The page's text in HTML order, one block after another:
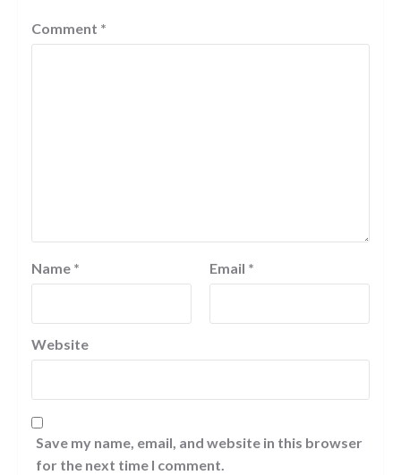
Comment *
Name * Email *
Website
Save my name, email, and website in this browser
for the next time I comment.